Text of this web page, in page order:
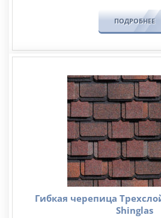
ПОДРОБНЕЕ
Гибкая черепица
Shinglas